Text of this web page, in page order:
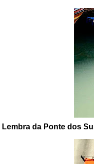
Lembra da Ponte dos